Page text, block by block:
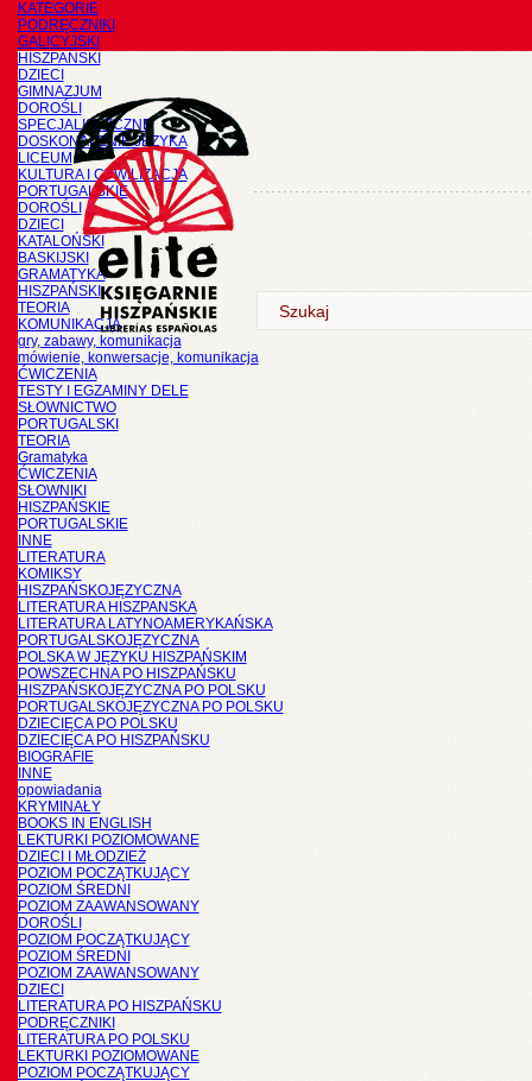
KATEGORIE
PODRĘCZNIKI
GALICYJSKI
HISZPAŃSKI
DZIECI
GIMNAZJUM
DOROŚLI
SPECJALISTYCZNE
DOSKONALENIE JĘZYKA
LICEUM
KULTURA I CYWILIZACJA
PORTUGALSKIE
DOROŚLI
DZIECI
KATALOŃSKI
BASKIJSKI
GRAMATYKA
HISZPAŃSKI
TEORIA
KOMUNIKACJA
gry, zabawy, komunikacja
mówienie, konwersacje, komunikacja
ĆWICZENIA
TESTY I EGZAMINY DELE
SŁOWNICTWO
PORTUGALSKI
TEORIA
Gramatyka
ĆWICZENIA
SŁOWNIKI
HISZPAŃSKIE
PORTUGALSKIE
INNE
LITERATURA
KOMIKSY
HISZPAŃSKOJĘZYCZNA
LITERATURA HISZPANSKA
LITERATURA LATYNOAMERYKAŃSKA
PORTUGALSKOJĘZYCZNA
POLSKA W JĘZYKU HISZPAŃSKIM
POWSZECHNA PO HISZPAŃSKU
HISZPAŃSKOJĘZYCZNA PO POLSKU
PORTUGALSKOJĘZYCZNA PO POLSKU
DZIECIĘCA PO POLSKU
DZIECIĘCA PO HISZPAŃSKU
BIOGRAFIE
INNE
opowiadania
KRYMINAŁY
BOOKS IN ENGLISH
LEKTURKI POZIOMOWANE
DZIECI I MŁODZIEŻ
POZIOM POCZĄTKUJĄCY
POZIOM ŚREDNI
POZIOM ZAAWANSOWANY
DOROŚLI
POZIOM POCZĄTKUJĄCY
POZIOM ŚREDNI
POZIOM ZAAWANSOWANY
DZIECI
LITERATURA PO HISZPAŃSKU
PODRĘCZNIKI
LITERATURA PO POLSKU
LEKTURKI POZIOMOWANE
POZIOM POCZĄTKUJĄCY